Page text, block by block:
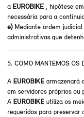
a EUROBIKE , hipótese
necessária para a
e) Mediante ordem
administrativas que
5. COMO MANTEMOS OS
A EUROBIKE armazenará
em servidores próprios ou
A EUROBIKE utiliza os
requeridos para preservar